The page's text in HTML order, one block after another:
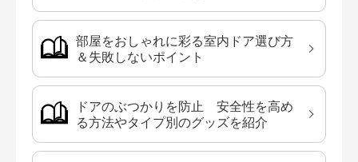
部屋をおしゃれに彩る室内ドア選び方
＆失敗しないポイント
ドアのぶつかりを防止 安全性を高め
る方法やタイプ別のグッズを紹介